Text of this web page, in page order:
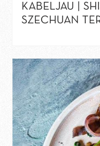
KABELJAU |
SZECHUAN